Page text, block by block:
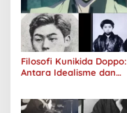
Filosofi Kunikida Doppo:
Antara Idealisme dan